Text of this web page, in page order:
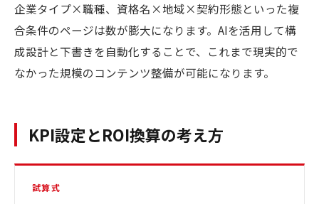
企業タイプ×職種、資格名×地域×契約形態といった複
合条件のページは数が膨大になります。AIを活用して構
成設計と下書きを自動化することで、これまで現実的で
なかった規模のコンテンツ整備が可能になります。
KPI設定とROI換算の考え方
試算式